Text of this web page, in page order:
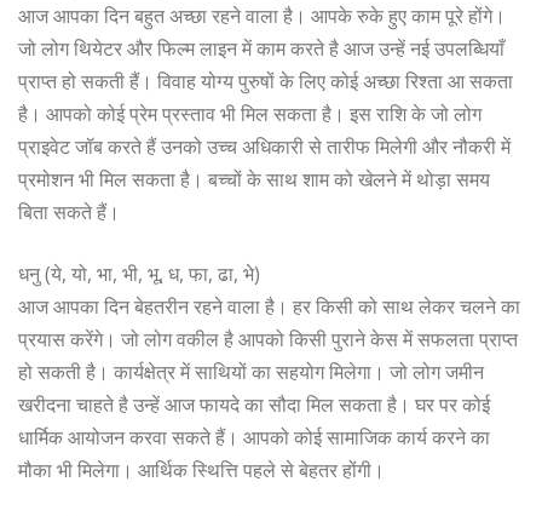
आज आपका दिन बहुत अच्छा रहने वाला है। आपके रुके हुए काम पूरे होंगे।
जो लोग थियेटर और फिल्म लाइन में काम करते है आज उन्हें नई उपलब्धियाँ
प्राप्त हो सकती हैं। विवाह योग्य पुरुषों के लिए कोई अच्छा रिश्ता आ सकता
है। आपको कोई प्रेम प्रस्ताव भी मिल सकता है। इस राशि के जो लोग
प्राइवेट जॉब करते हैं उनको उच्च अधिकारी से तारीफ मिलेगी और नौकरी में
प्रमोशन भी मिल सकता है। बच्चों के साथ शाम को खेलने में थोड़ा समय
बिता सकते हैं।
धनु (ये, यो, भा, भी, भू, ध, फा, ढा, भे)
आज आपका दिन बेहतरीन रहने वाला है। हर किसी को साथ लेकर चलने का
प्रयास करेंगे। जो लोग वकील है आपको किसी पुराने केस में सफलता प्राप्त
हो सकती है। कार्यक्षेत्र में साथियों का सहयोग मिलेगा। जो लोग जमीन
खरीदना चाहते है उन्हें आज फायदे का सौदा मिल सकता है। घर पर कोई
धार्मिक आयोजन करवा सकते हैं। आपको कोई सामाजिक कार्य करने का
मौका भी मिलेगा। आर्थिक स्थित्ति पहले से बेहतर होंगी।